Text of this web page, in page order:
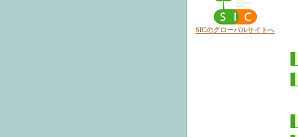
SICのグローバルサイトへ